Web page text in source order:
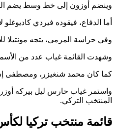
وينضم أوزون إلى خط وسط يضم
أما الدفاع، فيقوده فيردي
وفي حراسة المرمى، يتجه
وشهدت القائمة غياب عدد من
كما كان محمد شنغيزر، ومصطفى
واستمر غياب حارس ليل بيركه أوزر
المنتخب التركي.
قائمة منتخب تركيا لكأس